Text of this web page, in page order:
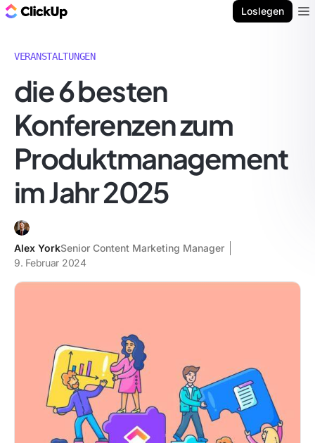
Loslegen
VERANSTALTUNGEN
die 6 besten
Konferenzen zum
Produktmanagement
im Jahr 2025
Alex YorkSenior Content Marketing Manager
9. Februar 2024